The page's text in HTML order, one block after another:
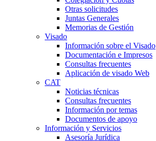
Otras solicitudes
Juntas Generales
Memorias de Gestión
Visado
Información sobre el Visado
Documentación e Impresos
Consultas frecuentes
Aplicación de visado Web
CAT
Noticias técnicas
Consultas frecuentes
Información por temas
Documentos de apoyo
Información y Servicios
Asesoría Jurídica